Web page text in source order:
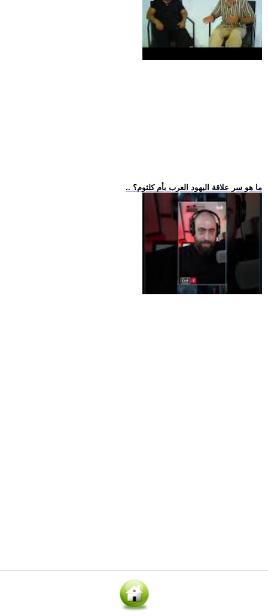
.. ما هو سر علاقة اليهود العرب بأم كلثوم؟